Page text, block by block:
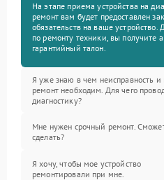
На этапе приема устройства на
ремонт вам будет предоставлен
обязательств на ваше
по ремонту техники, вы получите
гарантийный талон.
Я уже знаю в чем неисправность и
ремонт необходим. Для чего
диагностику?
Мне нужен срочный ремонт.
сделать?
Я хочу, чтобы мое устройство
ремонтировали при мне.